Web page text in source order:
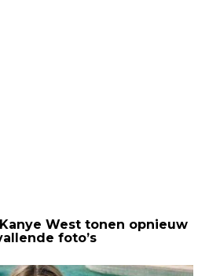
West tonen opnieuw
foto’s